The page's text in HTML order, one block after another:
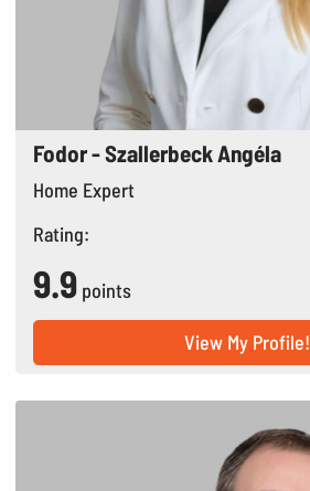
Fodor - Szallerbeck Angéla
Home Expert
Rating:
9.9 points
View My Profile!